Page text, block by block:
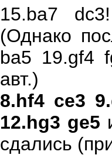
15.ba7
(Однако
ba5 19.gf4
авт.)
8.hf4 ce3
12.hg3 ge5
сдались